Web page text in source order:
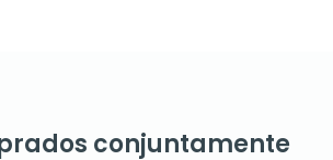
conjuntamente